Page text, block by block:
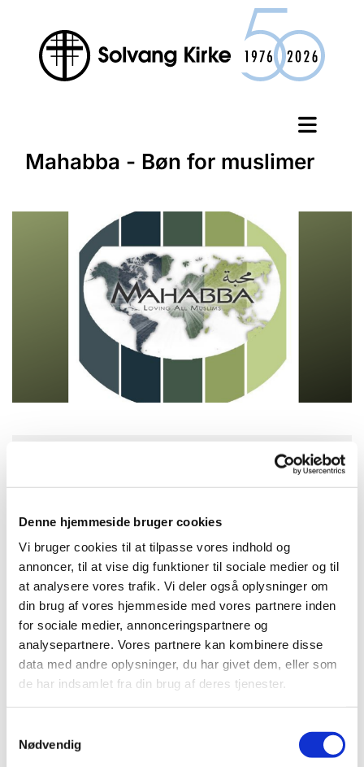
Denne hjemmeside bruger cookies
Vi bruger cookies til at tilpasse vores indhold og
annoncer, til at vise dig funktioner til sociale medier og til
at analysere vores trafik. Vi deler også oplysninger om
din brug af vores hjemmeside med vores partnere inden
for sociale medier, annonceringspartnere og
analysepartnere. Vores partnere kan kombinere disse
data med andre oplysninger, du har givet dem, eller som
de har indsamlet fra din brug af deres tjenester.
Nødvendig
Mahabba - Bøn for muslimer
Solvang Kirke, Remisevej 10, 2300
København S